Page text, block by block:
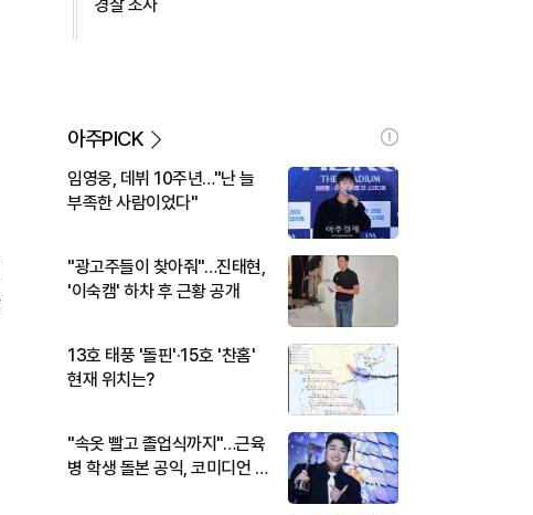
경찰 조사
아주PICK
임영웅, 데뷔 10주년…"난 늘
부족한 사람이었다"
"광고주들이 찾아줘"…진태현,
'이숙캠' 하차 후 근황 공개
13호 태풍 '돌핀'·15호 '찬홈'
현재 위치는?
"속옷 빨고 졸업식까지"…근육
병 학생 돌본 공익, 코미디언 김